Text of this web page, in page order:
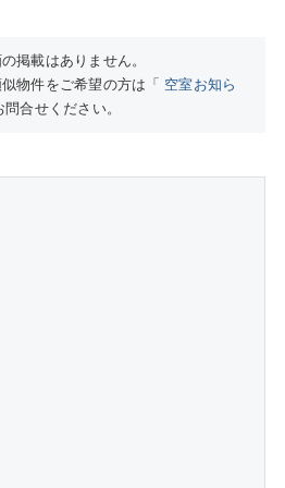
掲載はありません。
物件をご希望の方は「 空室お知ら
合せください。